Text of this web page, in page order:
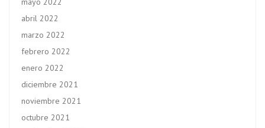
abril 2022
marzo 2022
febrero 2022
enero 2022
diciembre 2021
noviembre 2021
octubre 2021